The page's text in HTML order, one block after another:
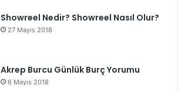
Showreel Nedir? Showreel Nasıl Olur?
27 Mayıs 2018
Akrep Burcu Günlük Burç Yorumu
6 Mayıs 2018